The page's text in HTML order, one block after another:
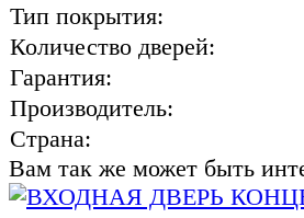
Тип покрытия:
Количество дверей:
Гарантия:
Производитель:
Страна:
Вам так же может быть